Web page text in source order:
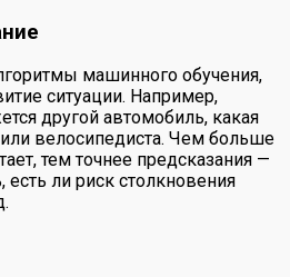
машинного обучения,
ситуации. Например,
другой автомобиль, какая
велосипедиста. Чем больше
тем точнее предсказания —
ли риск столкновения